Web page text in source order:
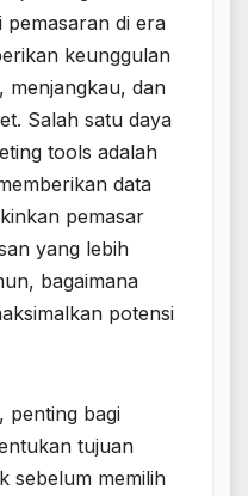
pemasaran di era
keunggulan
menjangkau, dan
Salah satu daya
tools adalah
data
pemasar
yang lebih
bagaimana
potensi
penting bagi
tujuan
sebelum memilih